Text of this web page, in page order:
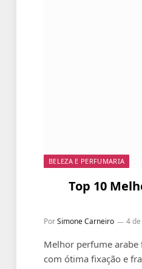
BELEZA E PERFUMARIA
Top 10
PorSimone Carneiro 4
Melhor perfume
com ótima fixação e